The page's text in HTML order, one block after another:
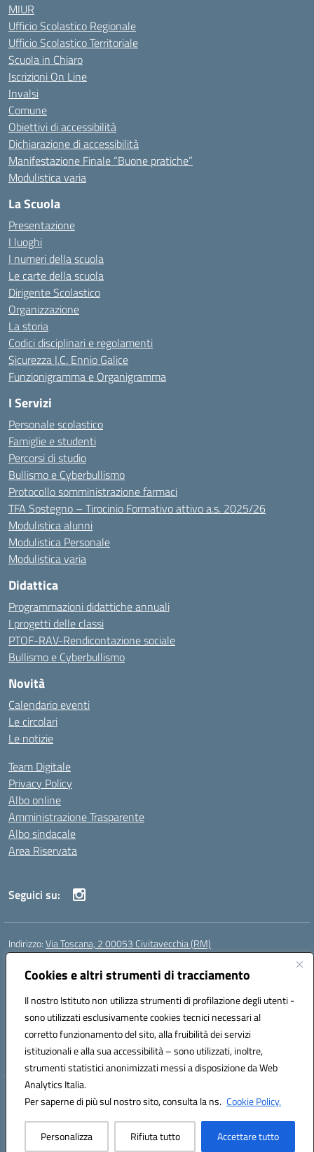
Cookies e altri strumenti di tracciamento
Il nostro Istituto non utilizza strumenti di profilazione degli utenti -
sono utilizzati esclusivamente cookies tecnici necessari al
corretto funzionamento del sito, alla fruibilità dei servizi
istituzionali e alla sua accessibilità – sono utilizzati, inoltre,
strumenti statistici anonimizzati messi a disposizione da Web
Analytics Italia.
Per saperne di più sul nostro sito, consulta la ns. Cookie Policy.
Personalizza Rifiuta tutto Accettare tutto
MIUR
Ufficio Scolastico Regionale
Ufficio Scolastico Territoriale
Scuola in Chiaro
Iscrizioni On Line
Invalsi
Comune
Obiettivi di accessibilità
Dichiarazione di accessibilità
Manifestazione Finale “Buone pratiche”
Modulistica varia
La Scuola
Presentazione
I luoghi
I numeri della scuola
Le carte della scuola
Dirigente Scolastico
Organizzazione
La storia
Codici disciplinari e regolamenti
Sicurezza I.C. Ennio Galice
Funzionigramma e Organigramma
I Servizi
Personale scolastico
Famiglie e studenti
Percorsi di studio
Bullismo e Cyberbullismo
Protocollo somministrazione farmaci
TFA Sostegno – Tirocinio Formativo attivo a.s. 2025/26
Modulistica alunni
Modulistica Personale
Modulistica varia
Didattica
Programmazioni didattiche annuali
I progetti delle classi
PTOF-RAV-Rendicontazione sociale
Bullismo e Cyberbullismo
Novità
Calendario eventi
Le circolari
Le notizie
Team Digitale
Privacy Policy
Albo online
Amministrazione Trasparente
Albo sindacale
Area Riservata
Seguici su:
Indirizzo:Via Toscana, 2 00053 Civitavecchia (RM)
Centralino:
Posta elettronica certificata (PEC):rmic8b900g@pec.istruzione.it
Codice fiscale: 91038380589
Codice meccanografico:RMIC8B900G
Codice Indice delle Pubbliche Amministrazioni (IPA): istsc_rmic8b900g
Codice unico di fatturazione (CUF): UFP4NO
Hosting & Powered by 3D Solution S.r.l.
Concept & Design by Designers Italia